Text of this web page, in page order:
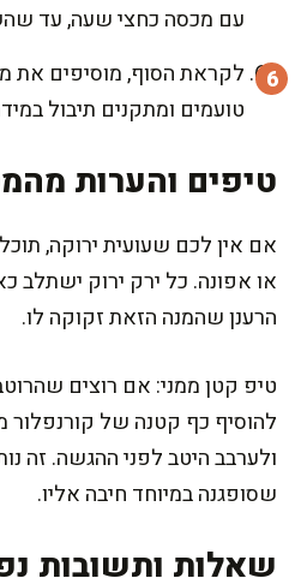
עם מכסה כחצי שעה, עד
לקראת הסוף, מוסיפים את
טועמים ומתקנים תיבול
טיפים והערות
אם אין לכם שעועית ירוקה,
או אפונה. כל ירק ירוק ישתלב
הרענן שהמנה הזאת זקוקה לו.
טיפ קטן ממני: אם רוצים
להוסיף כף קטנה של
ולערבב היטב לפני ההגשה. זה
שסופגנה במיוחד חיבה אליו.
שאלות ותשובות